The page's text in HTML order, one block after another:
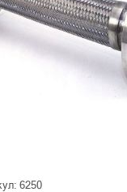
6250